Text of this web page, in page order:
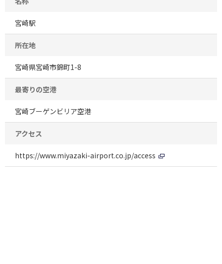
宮崎駅
所在地
宮崎県宮崎市錦町1-8
最寄りの空港
宮崎ブーゲンビリア空港
アクセス
https://www.miyazaki-airport.co.jp/access